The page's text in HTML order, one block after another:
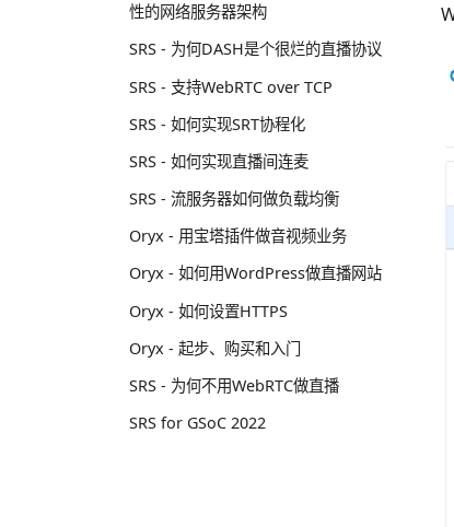
性的网络服务器架构
SRS - 为何DASH是个很烂的直播协议
SRS - 支持WebRTC over TCP
SRS - 如何实现SRT协程化
SRS - 如何实现直播间连麦
SRS - 流服务器如何做负载均衡
Oryx - 用宝塔插件做音视频业务
Oryx - 如何用WordPress做直播网站
Oryx - 如何设置HTTPS
Oryx - 起步、购买和入门
SRS - 为何不用WebRTC做直播
SRS for GSoC 2022